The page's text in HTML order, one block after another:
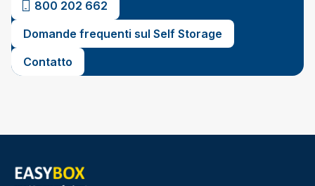
800 202 662
Domande frequenti sul Self Storage
Contatto